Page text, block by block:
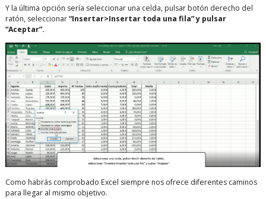
Y la última opción sería seleccionar una celda, pulsar botón derecho del
ratón, seleccionar“Insertar>Insertar toda una fila” y pulsar
“Aceptar”.
Como habrás comprobado Excel siempre nos ofrece diferentes caminos
para llegar al mismo objetivo.